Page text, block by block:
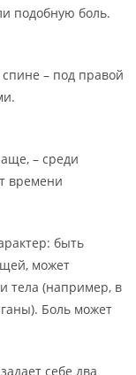
подобную боль.
– под правой
– среди
времени
быть
может
тела (например, в
Боль может
себе два